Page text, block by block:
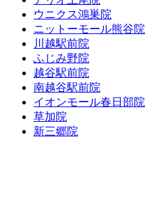
ウニクス鴻巣院
ニットーモール熊谷院
川越駅前院
ふじみ野院
越谷駅前院
南越谷駅前院
イオンモール春日部院
草加院
新三郷院